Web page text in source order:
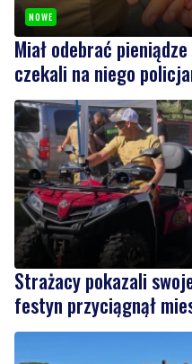
czekali na niego
Strażacy pokazali
festyn przyciągnął